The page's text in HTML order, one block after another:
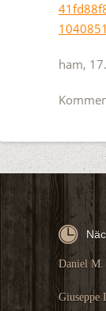
ham,
Daniel M.
Giuseppe